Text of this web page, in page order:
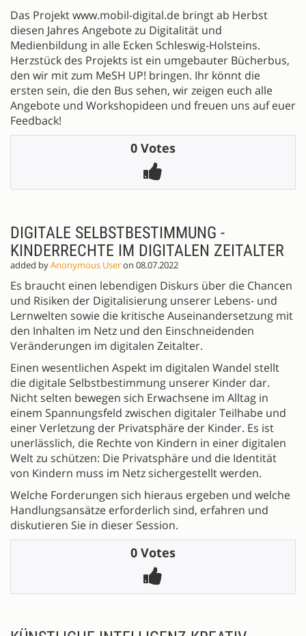
Das Projekt www.mobil-digital.de bringt ab Herbst
diesen Jahres Angebote zu Digitalität und
Medienbildung in alle Ecken Schleswig-Holsteins.
Herzstück des Projekts ist ein umgebauter Bücherbus,
den wir mit zum MeSH UP! bringen. Ihr könnt die
ersten sein, die den Bus sehen, wir zeigen euch alle
Angebote und Workshopideen und freuen uns auf euer
Feedback!
0 Votes
DIGITALE SELBSTBESTIMMUNG -
KINDERRECHTE IM DIGITALEN ZEITALTER
added byAnonymous Useron 08.07.2022
Es braucht einen lebendigen Diskurs über die Chancen
und Risiken der Digitalisierung unserer Lebens- und
Lernwelten sowie die kritische Auseinandersetzung mit
den Inhalten im Netz und den Einschneidenden
Veränderungen im digitalen Zeitalter.
Einen wesentlichen Aspekt im digitalen Wandel stellt
die digitale Selbstbestimmung unserer Kinder dar.
Nicht selten bewegen sich Erwachsene im Alltag in
einem Spannungsfeld zwischen digitaler Teilhabe und
einer Verletzung der Privatsphäre der Kinder. Es ist
unerlässlich, die Rechte von Kindern in einer digitalen
Welt zu schützen: Die Privatsphäre und die Identität
von Kindern muss im Netz sichergestellt werden.
Welche Forderungen sich hieraus ergeben und welche
Handlungsansätze erforderlich sind, erfahren und
diskutieren Sie in dieser Session.
0 Votes